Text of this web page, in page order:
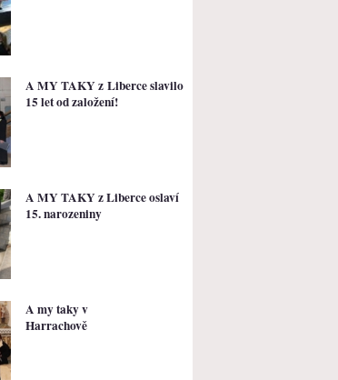
A MY TAKY z Liberce slavilo
15 let od založení!
A MY TAKY z Liberce oslaví
15. narozeniny
A my taky v
Harrachově